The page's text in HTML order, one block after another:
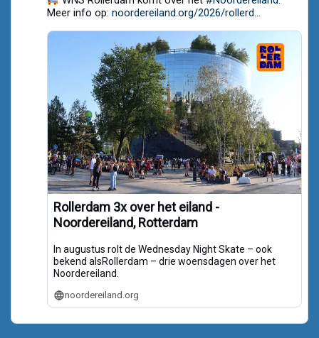
BlueskyMeer info op: noordereiland.org/2026/rollerd...
Rollerdam 3x over het eiland -
Noordereiland, Rotterdam
In augustus rolt de Wednesday Night Skate – ook
bekend alsRollerdam – drie woensdagen over het
Noordereiland.
noordereiland.org